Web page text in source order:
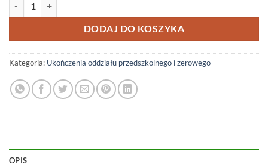
DODAJ DO KOSZYKA
Kategoria: Ukończenia oddziału przedszkolnego i zerowego
OPIS